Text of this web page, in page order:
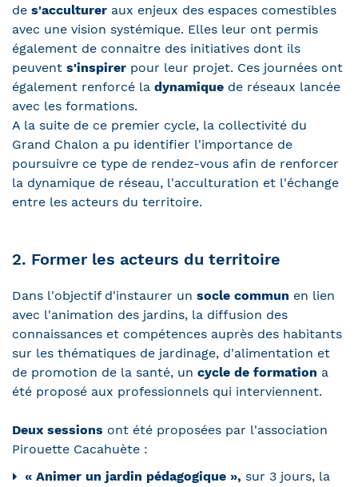
de s'acculturer aux enjeux des espaces comestibles
avec une vision systémique. Elles leur ont permis
également de connaitre des initiatives dont ils
peuvent s'inspirer pour leur projet. Ces journées ont
également renforcé la dynamique de réseaux lancée
avec les formations.
A la suite de ce premier cycle, la collectivité du
Grand Chalon a pu identifier l'importance de
poursuivre ce type de rendez-vous afin de renforcer
la dynamique de réseau, l'acculturation et l'échange
entre les acteurs du territoire.
2. Former les acteurs du territoire
Dans l'objectif d'instaurer un socle commun en lien
avec l'animation des jardins, la diffusion des
connaissances et compétences auprès des habitants
sur les thématiques de jardinage, d'alimentation et
de promotion de la santé, un cycle de formation a
été proposé aux professionnels qui interviennent.
Deux sessions ont été proposées par l'association
Pirouette Cacahuète :
« Animer un jardin pédagogique », sur 3 jours, la